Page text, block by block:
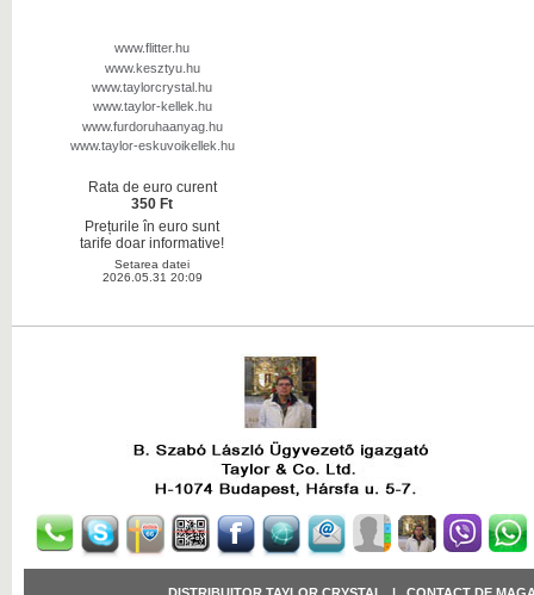
www.flitter.hu
www.kesztyu.hu
www.taylorcrystal.hu
www.taylor-kellek.hu
www.furdoruhaanyag.hu
www.taylor-eskuvoikellek.hu
Rata de euro curent
350 Ft
Prețurile în euro sunt
tarife doar informative!
Setarea datei
2026.05.31 20:09